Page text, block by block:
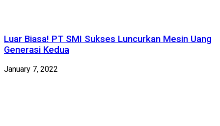
Luar Biasa! PT SMI Sukses Luncurkan Mesin Uang
Generasi Kedua
January 7, 2022